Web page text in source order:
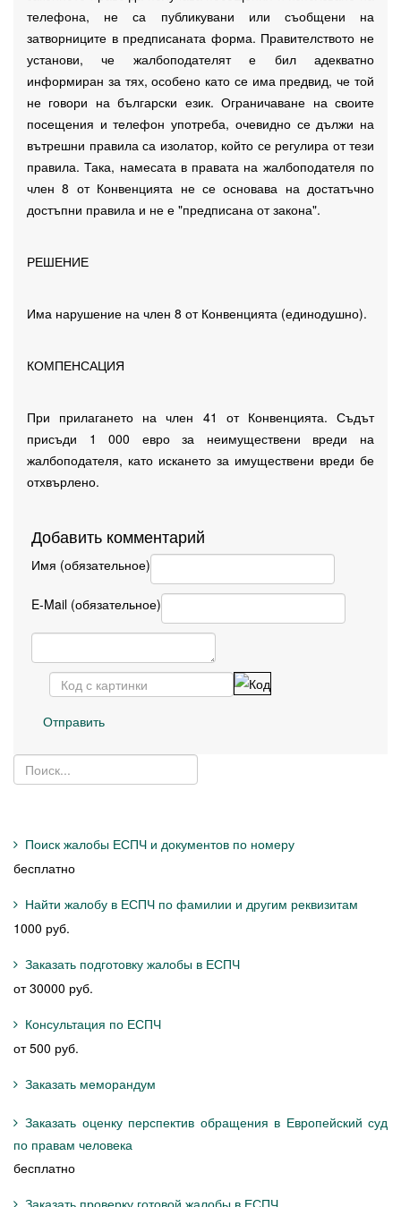
телефона, не са публикувани или съобщени на
затворниците в предписаната форма. Правителството не
установи, че жалбоподателят е бил адекватно
информиран за тях, особено като се има предвид, че той
не говори на български език. Ограничаване на своите
посещения и телефон употреба, очевидно се дължи на
вътрешни правила са изолатор, който се регулира от тези
правила. Така, намесата в правата на жалбоподателя по
член 8 от Конвенцията не се основава на достатъчно
достъпни правила и не е "предписана от закона".
РЕШЕНИЕ
Има нарушение на член 8 от Конвенцията (единодушно).
КОМПЕНСАЦИЯ
При прилагането на член 41 от Конвенцията. Съдът
присъди 1 000 евро за неимуществени вреди на
жалбоподателя, като искането за имуществени вреди бе
отхвърлено.
Добавить комментарий
Имя (обязательное)
E-Mail (обязательное)
Отправить
Поиск жалобы ЕСПЧ и документов по номеру
бесплатно
Найти жалобу в ЕСПЧ по фамилии и другим реквизитам
1000 руб.
Заказать подготовку жалобы в ЕСПЧ
от 30000 руб.
Консультация по ЕСПЧ
от 500 руб.
Заказать меморандум
Заказать оценку перспектив обращения в Европейский суд
по правам человека
бесплатно
Заказать проверку готовой жалобы в ЕСПЧ